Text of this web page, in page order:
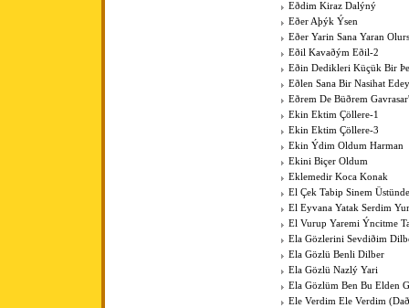
Eðdim Kiraz Dalýný
Eðer Aþýk Ýsen
Eðer Yarin Sana Yaran
Eðil Kavaðým Eðil-2
Eðin Dedikleri Küçük Bir
Eðlen Sana Bir Nasihat
Eðrem De Büðrem
Ekin Ektim Çöllere-1
Ekin Ektim Çöllere-3
Ekin Ýdim Oldum Harman
Ekini Biçer Oldum
Eklemedir Koca Konak
El Çek Tabip Sinem
El Eyvana Yatak Serdim
El Vurup Yaremi Ýncitme
Ela Gözlerini Sevdiðim
Ela Gözlü Benli Dilber
Ela Gözlü Nazlý Yari
Ela Gözlüm Ben Bu Elden
Ele Verdim Ele Verdim